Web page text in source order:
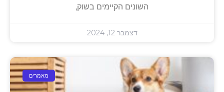
השונים הקיימים בשוק,
דצמבר 12, 2024
מאמרים